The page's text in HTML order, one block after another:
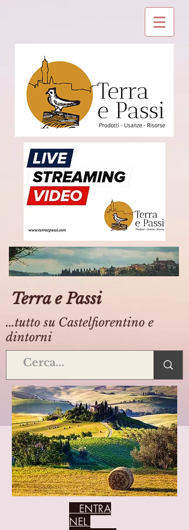
Terra e Passi
...tutto su Castelfiorentino e
dintorni
ENTRA
NEL